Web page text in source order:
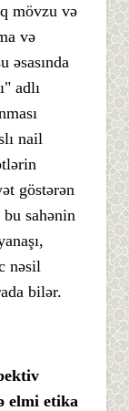
mövzu və
və
əsasında
adlı
nail
göstərən
sahənin
nəsil
bilər.
elmi etika